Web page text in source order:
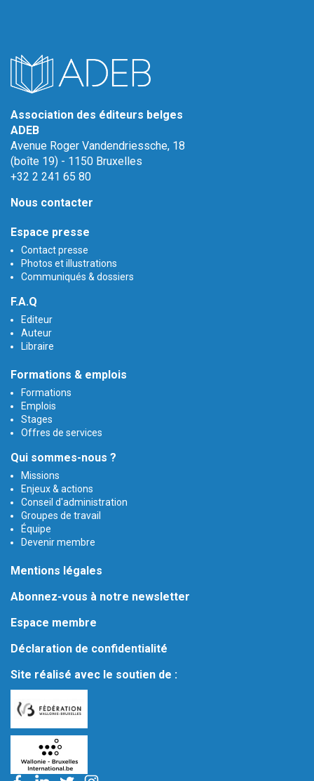
Association des éditeurs belges
ADEB
Avenue Roger Vandendriessche, 18
(boîte 19) - 1150 Bruxelles
+32 2 241 65 80
Nous contacter
Espace presse
Contact presse
Photos et illustrations
Communiqués & dossiers
F.A.Q
Editeur
Auteur
Libraire
Formations & emplois
Formations
Emplois
Stages
Offres de services
Qui sommes-nous ?
Missions
Enjeux & actions
Conseil d'administration
Groupes de travail
Équipe
Devenir membre
Mentions légales
Abonnez-vous à notre newsletter
Espace membre
Déclaration de confidentialité
Site réalisé avec le soutien de :